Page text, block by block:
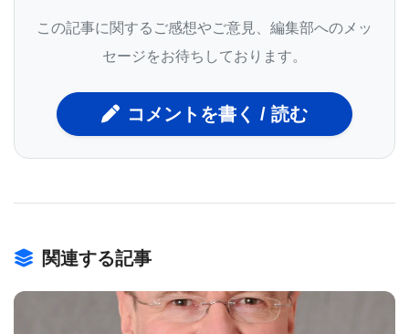
ーゼ」と呼ばれるCas9の変異体でテストした。その
結果、驚くべきことに、このニッカーゼでも、変異
Cas9ではわずか20～30%であり、Cas9は頻繁に変
ターゲット変異）を標的にしていることがわかっ
この記事に関するご感想やご意見、編集部へのメッ
セージをお待ちしております。
コメントを書く / 読む
関連する記事